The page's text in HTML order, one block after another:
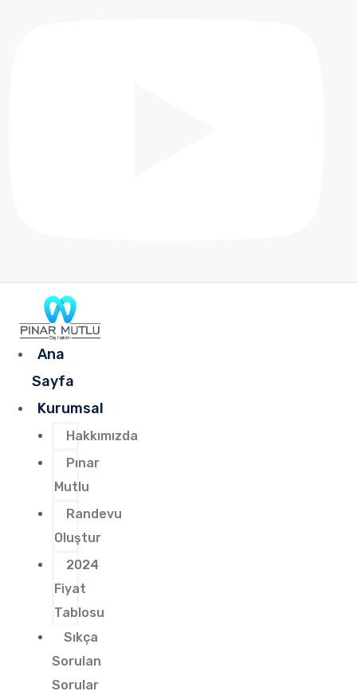
Ana
Sayfa
Kurumsal
Hakkımızda
Pınar
Mutlu
Randevu
Oluştur
2024
Fiyat
Tablosu
Sıkça
Sorulan
Sorular